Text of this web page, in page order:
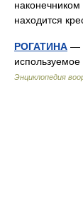
находится
РОГАТИНА —
Энциклопедия